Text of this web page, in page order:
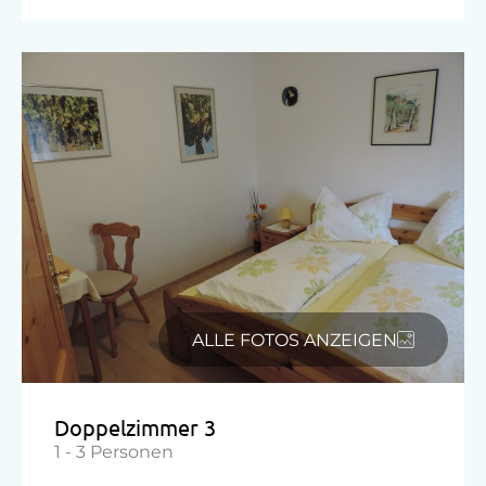
ALLE FOTOS ANZEIGEN
Doppelzimmer 3
1 - 3 Personen